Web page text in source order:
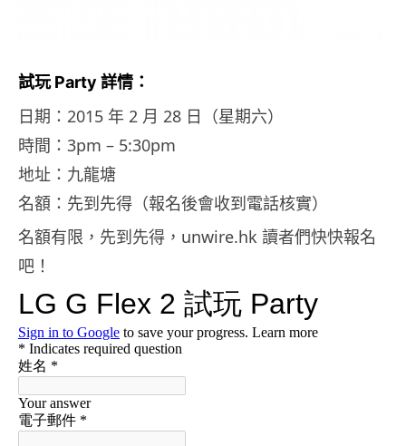
試玩 Party 詳情：
日期：2015 年 2 月 28 日（星期六）
時間：3pm – 5:30pm
地址：九龍塘
名額：先到先得（報名後會收到電話核實）
名額有限，先到先得，unwire.hk 讀者們快快報名
吧！